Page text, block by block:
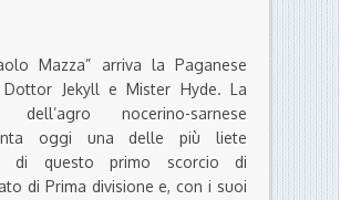
Mazza” arriva la Paganese
Jekyll e Mister Hyde. La
dell’agro nocerino-sarnese
oggi una delle più liete
di questo primo scorcio di
di Prima divisione e, con i suoi